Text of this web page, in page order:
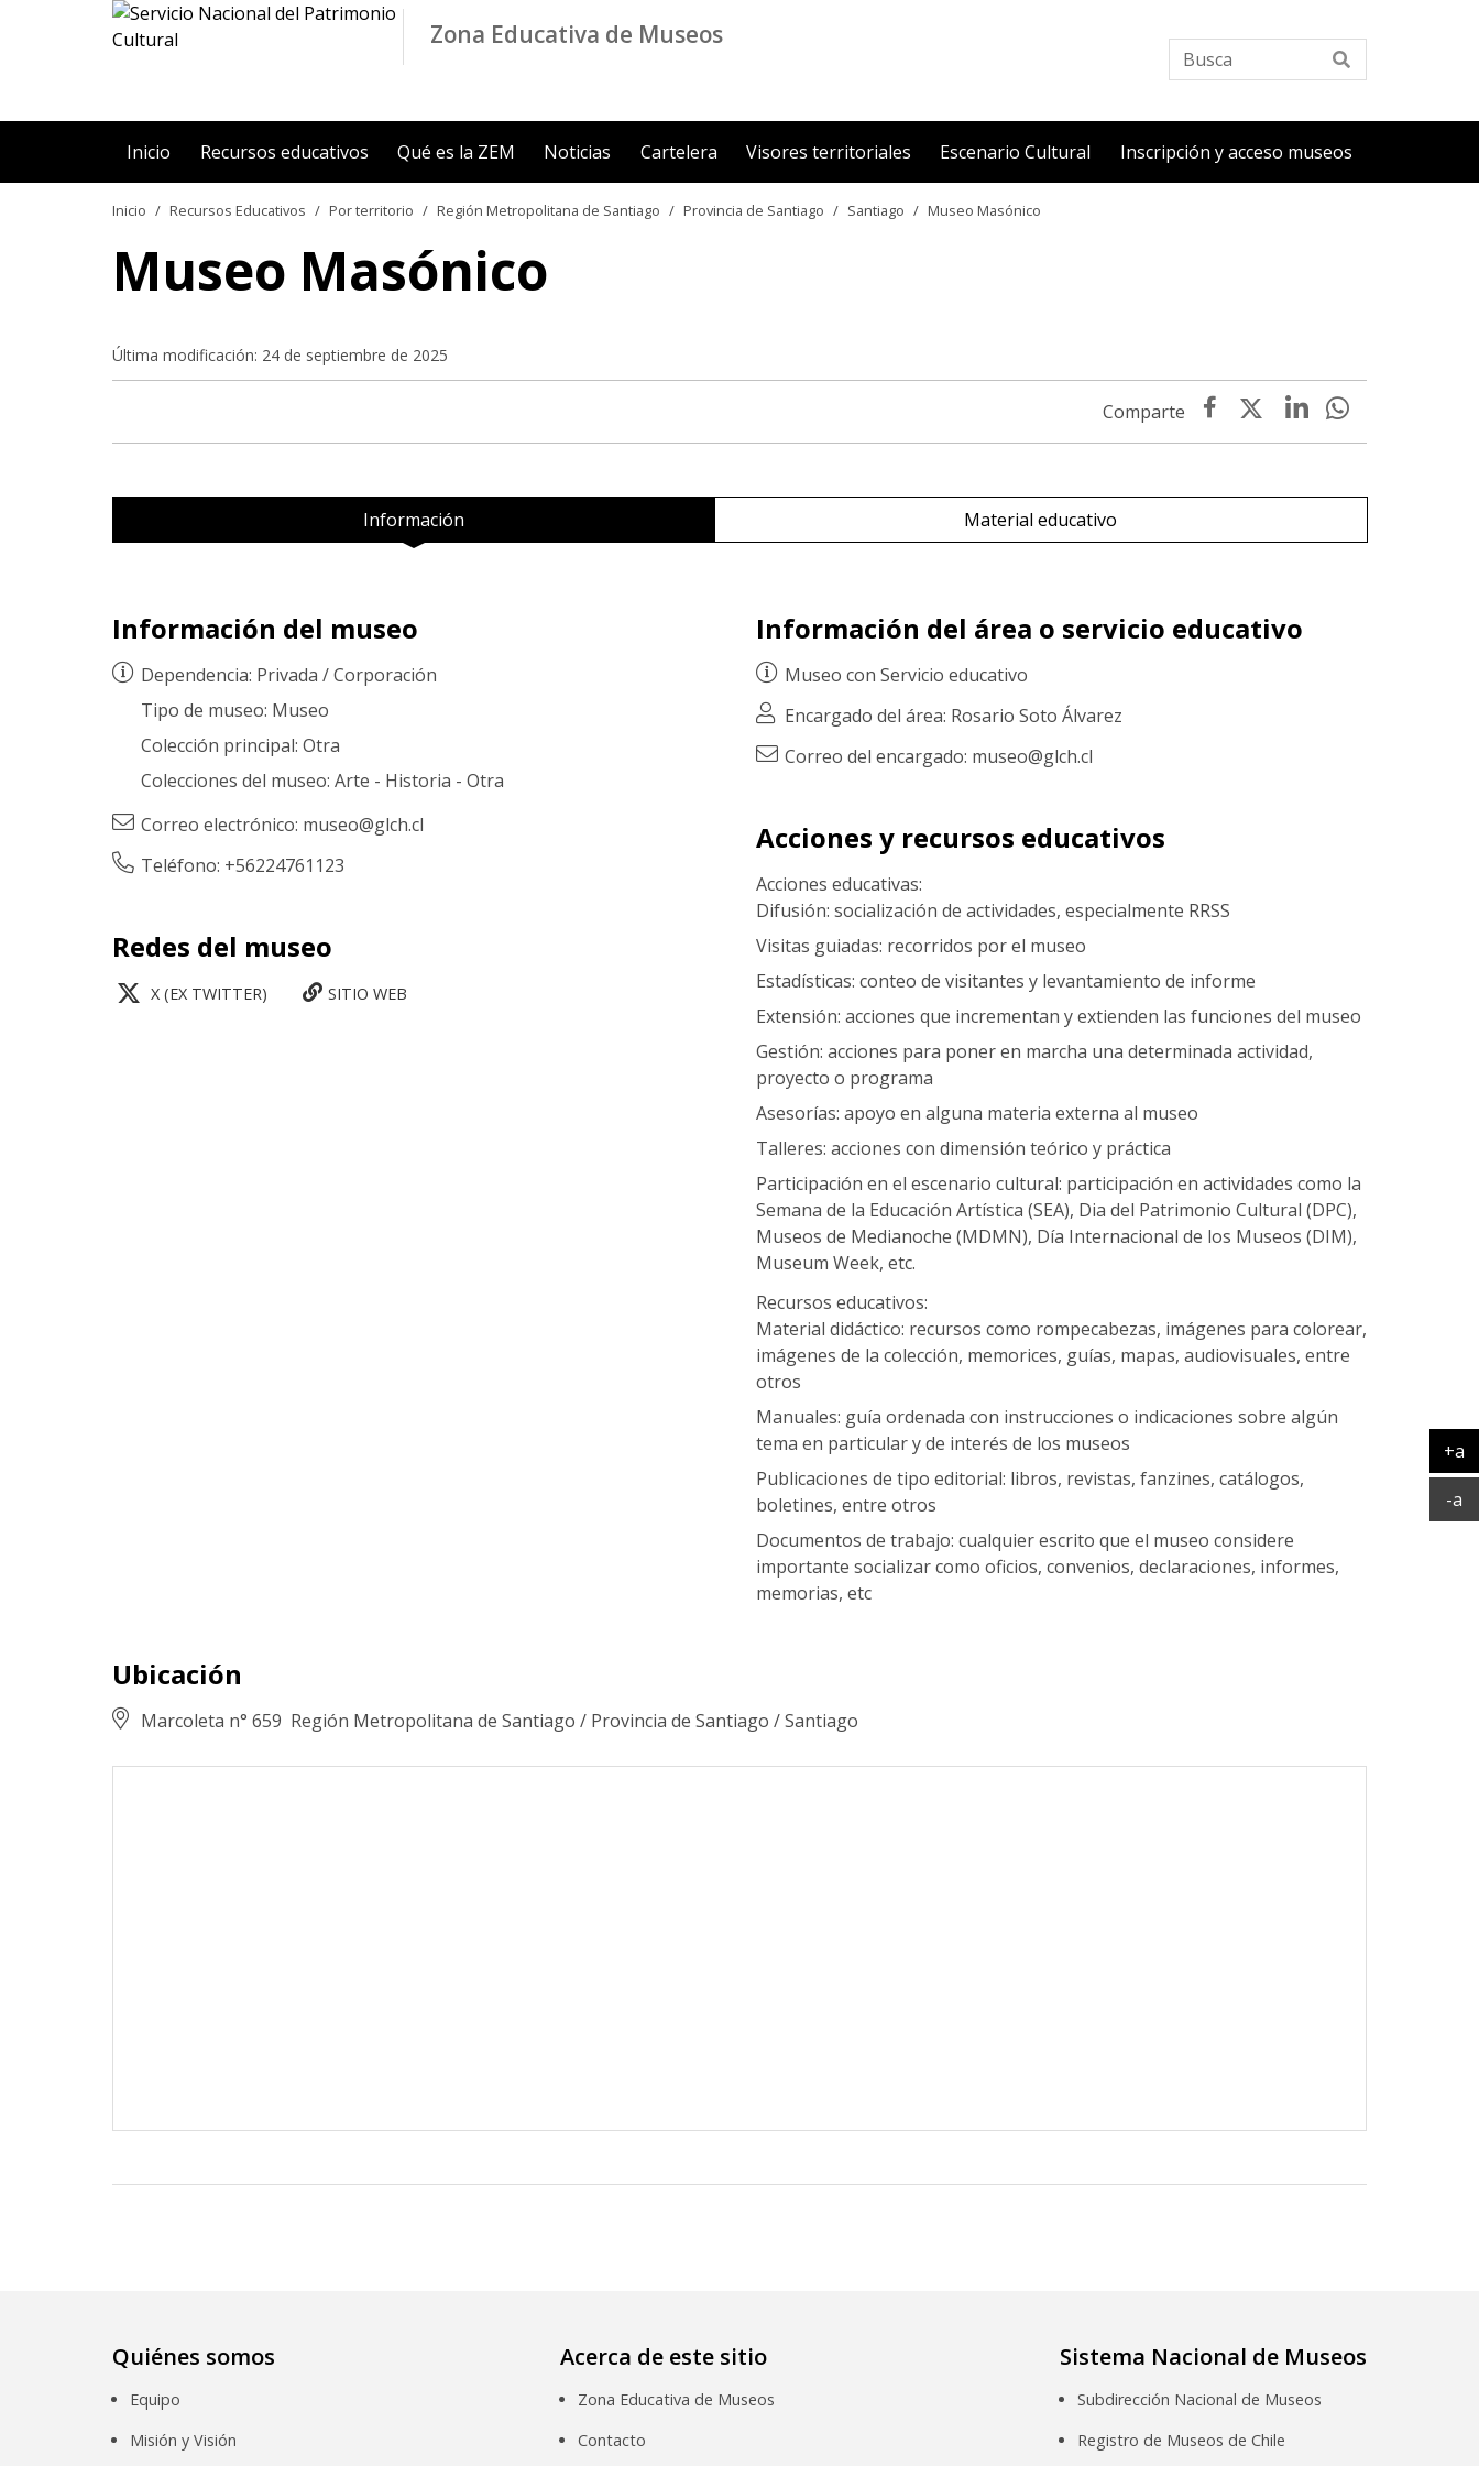
Contenido principal
Zona Educativa de Museos
Busca
Inicio Recursos educativos Qué es la ZEM Noticias Cartelera Visores territoriales Escenario Cultural Inscripción y acceso museos
Inicio Recursos Educativos Por territorio Región Metropolitana de Santiago Provincia de Santiago Santiago Museo Masónico
Museo Masónico
Última modificación: 24 de septiembre de 2025
Información Material educativo
Información del museo
Dependencia: Privada /Corporación
Tipo de museo: Museo
Colección principal: Otra
Colecciones del museo: Arte - Historia - Otra
Correo electrónico: museo@glch.cl
Teléfono: +56224761123
Redes del museo
X (EX TWITTER) SITIO WEB
Información del área o servicio educativo
Museo con Servicio educativo
Encargado del área: Rosario Soto Álvarez
Correo del encargado: museo@glch.cl
Acciones y recursos educativos
Acciones educativas:
Difusión: socialización de actividades, especialmente RRSS
Visitas guiadas: recorridos por el museo
Estadísticas: conteo de visitantes y levantamiento de informe
Extensión: acciones que incrementan y extienden las funciones del museo
Gestión: acciones para poner en marcha una determinada actividad,
proyecto o programa
Asesorías: apoyo en alguna materia externa al museo
Talleres: acciones con dimensión teórico y práctica
Participación en el escenario cultural: participación en actividades como la
Semana de la Educación Artística (SEA), Dia del Patrimonio Cultural (DPC),
Museos de Medianoche (MDMN), Día Internacional de los Museos (DIM),
Museum Week, etc.
Recursos educativos:
Material didáctico: recursos como rompecabezas, imágenes para colorear,
imágenes de la colección, memorices, guías, mapas, audiovisuales, entre
otros
Manuales: guía ordenada con instrucciones o indicaciones sobre algún
tema en particular y de interés de los museos
Publicaciones de tipo editorial: libros, revistas, fanzines, catálogos,
boletines, entre otros
Documentos de trabajo: cualquier escrito que el museo considere
importante socializar como oficios, convenios, declaraciones, informes,
memorias, etc
Ubicación
Marcoleta n° 659 Región Metropolitana de Santiago / Provincia de Santiago /Santiago
Quiénes somos
Equipo
Misión y Visión
Acerca de este sitio
Zona Educativa de Museos
Contacto
Sistema Nacional de Museos
Subdirección Nacional de Museos
Registro de Museos de Chile
+a
-a